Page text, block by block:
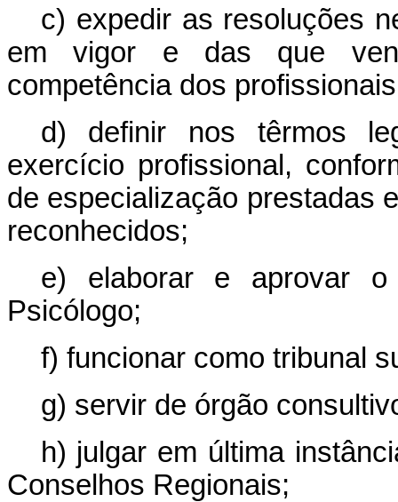
c) expedir as resoluções
em vigor e das que
competência dos
d) definir nos têrmos
exercício profissional,
de especialização prestadas
reconhecidos;
e) elaborar e aprovar
Psicólogo;
f) funcionar como tribunal
g) servir de órgão
h) julgar em última
Conselhos Regionais;